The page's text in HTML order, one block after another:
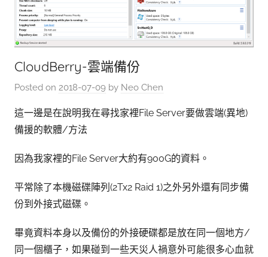
CloudBerry-雲端備份
Posted on 2018-07-09 by Neo Chen
這一邊是在說明我在尋找家裡File Server要做雲端(異地)
備援的軟體/方法
因為我家裡的File Server大約有900G的資料。
平常除了本機磁碟陣列(2Tx2 Raid 1)之外另外還有同步備
份到外接式磁碟。
畢竟資料本身以及備份的外接硬碟都是放在同一個地方/
同一個櫃子，如果碰到一些天災人禍意外可能很多心血就